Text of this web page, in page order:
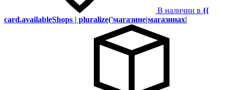
В наличии в {{
card.availableShops | pluralize('магазине|магазинах|